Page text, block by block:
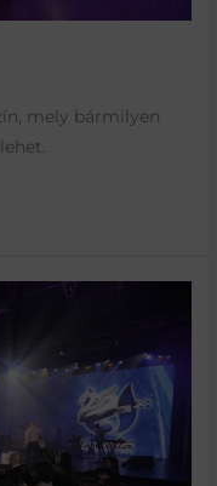
mely bármilyen